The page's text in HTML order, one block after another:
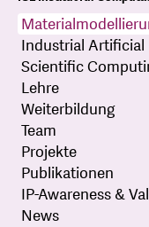
Industrial Artificial
Scientific
Lehre
Weiterbildung
Team
Projekte
Publikationen
IP-Awareness &
News